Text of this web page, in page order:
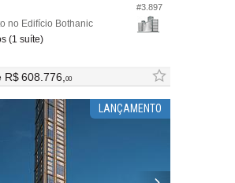
#3.897
no Edifício Bothanic
(1 suíte)
R$ 608.776,00
LANÇAMENTO